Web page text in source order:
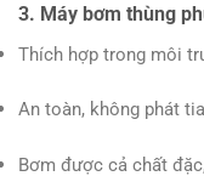
3. Máy bơm thùng
Thích hợp trong môi
An toàn, không phát
Bơm được cả chất